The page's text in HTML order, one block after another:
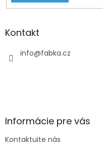
Kontakt
info@fabka.cz
Informácie pre vás
Kontaktujte nás